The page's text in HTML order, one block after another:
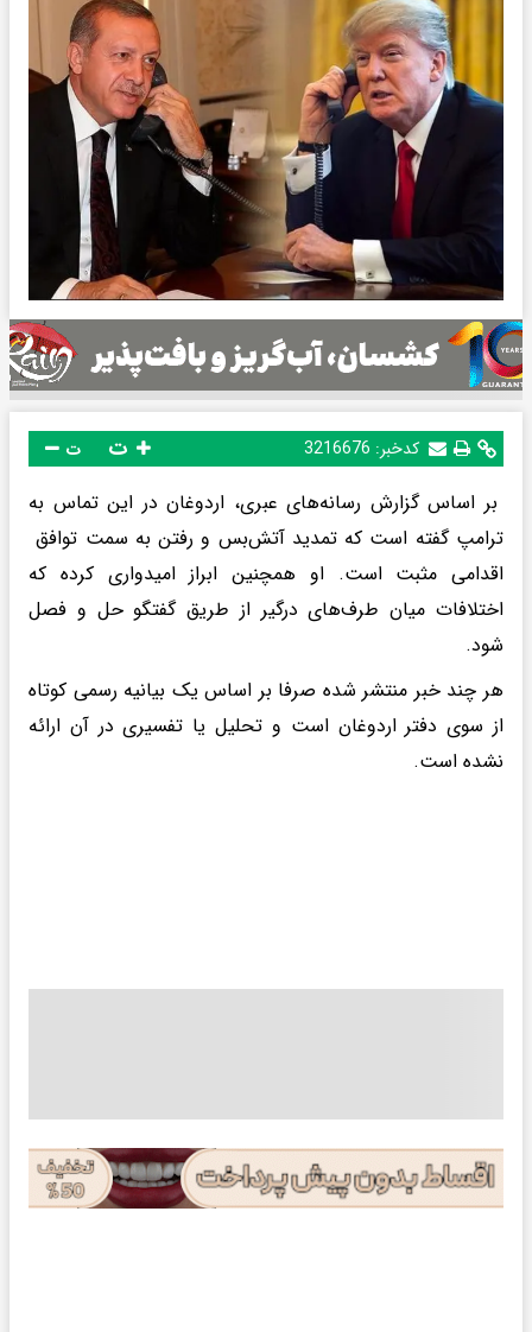
کدخبر: 3216676 ت
بر اساس گزارش رسانه‌های عبری، اردوغان در این تماس به
ترامپ گفته است که تمدید آتش‌بس و رفتن به سمت توافق
اقدامی مثبت است. او همچنین ابراز امیدواری کرده که
اختلافات میان طرف‌های درگیر از طریق گفتگو حل و فصل
شود.
هر چند خبر منتشر شده صرفا بر اساس یک بیانیه رسمی کوتاه
از سوی دفتر اردوغان است و تحلیل یا تفسیری در آن ارائه
نشده است.